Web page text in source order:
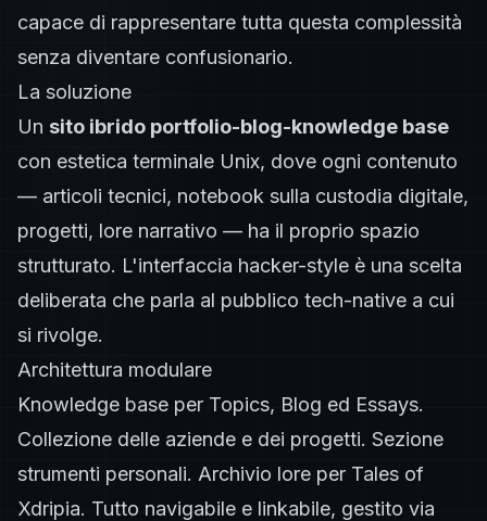
capace di rappresentare tutta questa complessità
senza diventare confusionario.
La soluzione
Un sito ibrido portfolio-blog-knowledge base
con estetica terminale Unix, dove ogni contenuto
— articoli tecnici, notebook sulla custodia digitale,
progetti, lore narrativo — ha il proprio spazio
strutturato. L'interfaccia hacker-style è una scelta
deliberata che parla al pubblico tech-native a cui
si rivolge.
Architettura modulare
Knowledge base per Topics, Blog ed Essays.
Collezione delle aziende e dei progetti. Sezione
strumenti personali. Archivio lore per Tales of
Xdripia. Tutto navigabile e linkabile, gestito via